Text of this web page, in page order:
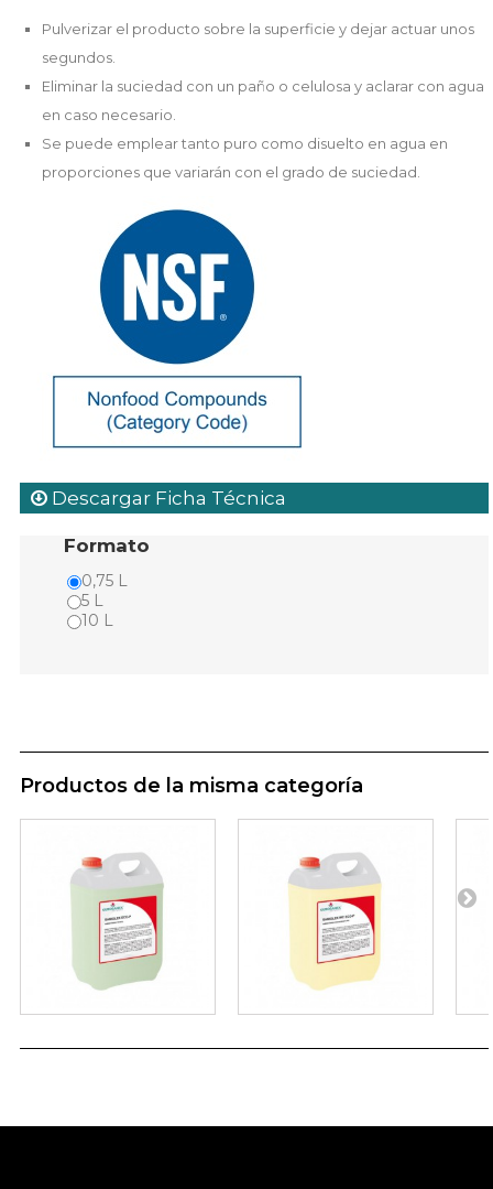
Pulverizar el producto sobre la superficie y dejar actuar unos
segundos.
Eliminar la suciedad con un paño o celulosa y aclarar con agua
en caso necesario.
Se puede emplear tanto puro como disuelto en agua en
proporciones que variarán con el grado de suciedad.
Descargar Ficha Técnica
Formato
0,75 L
5 L
10 L
Productos de la misma categoría